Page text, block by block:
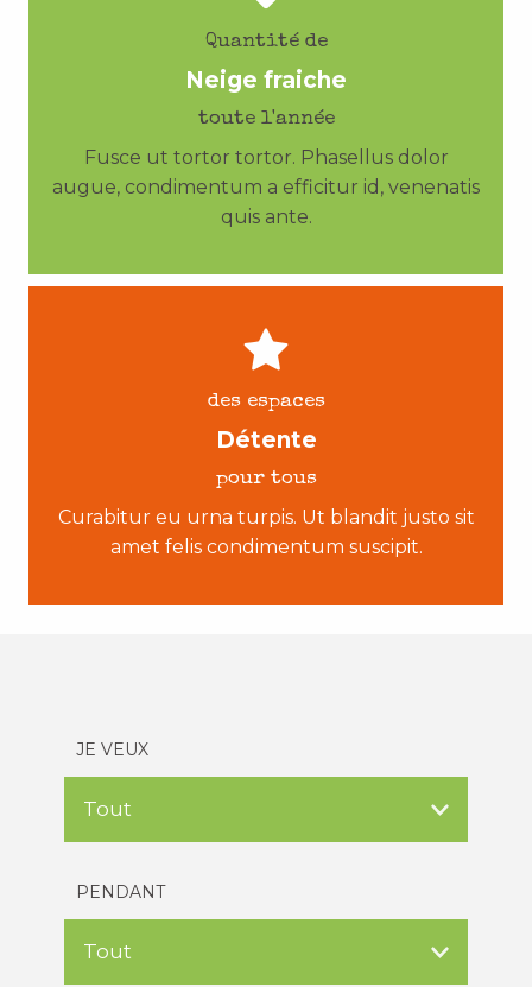
Quantité de
Neige fraiche
toute l'année
Fusce ut tortor tortor. Phasellus dolor
augue, condimentum a efficitur id, venenatis
quis ante.
des espaces
Détente
pour tous
Curabitur eu urna turpis. Ut blandit justo sit
amet felis condimentum suscipit.
JE VEUX
PENDANT